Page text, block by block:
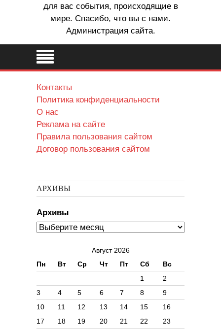
для вас события, происходящие в
мире. Спасибо, что вы с нами.
Администрация сайта.
Контакты
Политика конфиденциальности
О нас
Реклама на сайте
Правила пользования сайтом
Договор пользования сайтом
АРХИВЫ
Архивы
Август 2026
Пн
Вт Ср Чт Пт Сб Вс
1
2
3
4 5 6 7 8
9
10
11 12 13 14 15
16
17
18 19 20 21 22
23